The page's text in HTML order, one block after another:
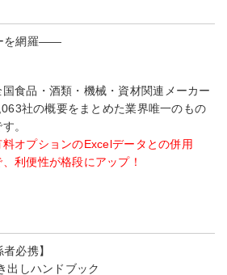
を網羅――
国食品・酒類・機械・資材関連メーカー
社の概要をまとめた業界唯一のもの
。
料オプションのExcelデータとの併用
、利便性が格段にアップ！
必携】
出しハンドブック